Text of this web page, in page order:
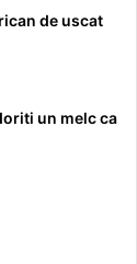
de uscat
un melc ca